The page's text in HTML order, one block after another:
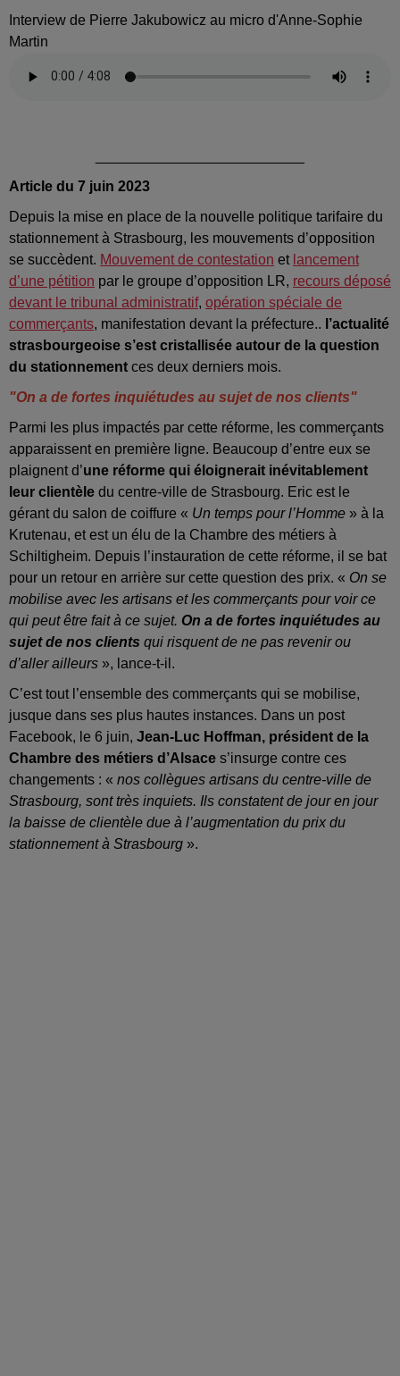
Interview de Pierre Jakubowicz au micro d'Anne-Sophie
Martin
Article du 7 juin 2023
Depuis la mise en place de la nouvelle politique tarifaire du
stationnement à Strasbourg, les mouvements d’opposition
se succèdent. Mouvement de contestation et lancement
d’une pétition par le groupe d’opposition LR, recours déposé
devant le tribunal administratif, opération spéciale de
commerçants, manifestation devant la préfecture.. l’actualité
strasbourgeoise s’est cristallisée autour de la question
du stationnement ces deux derniers mois.
"On a de fortes inquiétudes au sujet de nos clients"
Parmi les plus impactés par cette réforme, les commerçants
apparaissent en première ligne. Beaucoup d’entre eux se
plaignent d’une réforme qui éloignerait inévitablement
leur clientèle du centre-ville de Strasbourg. Eric est le
gérant du salon de coiffure « Un temps pour l’Homme » à la
Krutenau, et est un élu de la Chambre des métiers à
Schiltigheim. Depuis l’instauration de cette réforme, il se bat
pour un retour en arrière sur cette question des prix. « On se
mobilise avec les artisans et les commerçants pour voir ce
qui peut être fait à ce sujet. On a de fortes inquiétudes au
sujet de nos clients qui risquent de ne pas revenir ou
d’aller ailleurs », lance-t-il.
C’est tout l’ensemble des commerçants qui se mobilise,
jusque dans ses plus hautes instances. Dans un post
Facebook, le 6 juin, Jean-Luc Hoffman, président de la
Chambre des métiers d’Alsace s’insurge contre ces
changements : « nos collègues artisans du centre-ville de
Strasbourg, sont très inquiets. Ils constatent de jour en jour
la baisse de clientèle due à l’augmentation du prix du
stationnement à Strasbourg ».